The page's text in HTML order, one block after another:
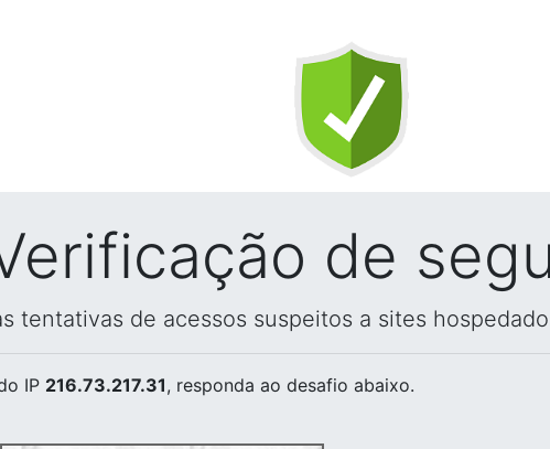
de
tentativas de acessos suspeitos a sites
IP 216.73.217.31, responda ao desafio abaixo.